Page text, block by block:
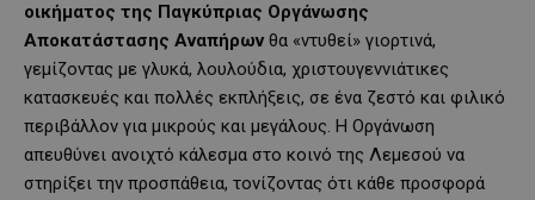
οικήματος της Παγκύπριας Οργάνωσης
Αποκατάστασης Αναπήρων θα «ντυθεί» γιορτινά,
γεμίζοντας με γλυκά, λουλούδια, χριστουγεννιάτικες
κατασκευές και πολλές εκπλήξεις, σε ένα ζεστό και φιλικό
περιβάλλον για μικρούς και μεγάλους. Η Οργάνωση
απευθύνει ανοιχτό κάλεσμα στο κοινό της Λεμεσού να
στηρίξει την προσπάθεια, τονίζοντας ότι κάθε προσφορά